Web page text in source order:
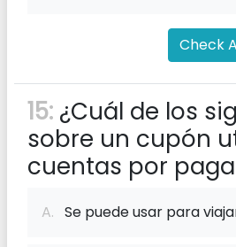
Check
15: ¿Cuál de los
sobre un cupón
cuentas por
A. Se puede usar para